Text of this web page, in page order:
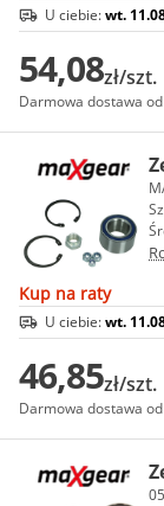
U ciebie:wt.
54,08zł/szt.
Darmowa dostawa od
Kup na raty
U ciebie:wt.
46,85zł/szt.
Darmowa dostawa od